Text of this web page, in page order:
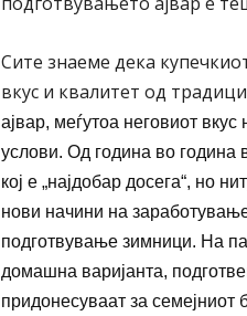
Сите знаеме дека
вкус и квалитет од
ајвар, меѓутоа неговиот
услови. Од година во година
кој е „најдобар досега“, но
нови начини на
подготвување зимници. На
домашна варијанта,
придонесуваат за семејниот